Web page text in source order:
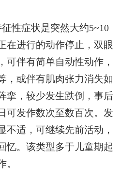
性症状是突然大约5~10
在进行的动作停止，双眼
可伴有简单自动性动作，
，或伴有肌肉张力消失如
挛，较少发生跌倒，事后
可发作数次至数百次。发
不适，可继续先前活动，
忆。该类型多于儿童期起
。